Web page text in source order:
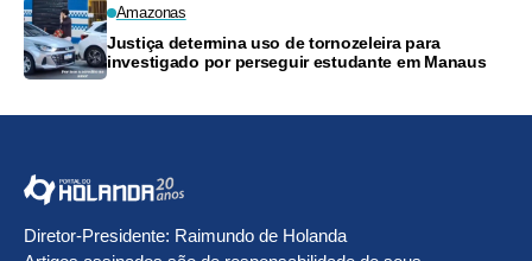
Amazonas
Justiça determina uso de tornozeleira para
investigado por perseguir estudante em Manaus
Diretor-Presidente: Raimundo de Holanda